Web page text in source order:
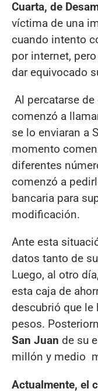
Cuarta, de
víctima de una
cuando intento
por internet,
dar equivocado
Al percatarse
comenzó a
se lo enviaran a
momento
diferentes
comenzó a
bancaria para
modificación.
Ante esta
datos tanto de
Luego, al otro
esta caja de
descubrió que
pesos.
San Juan de su
millón y medio
Actualmente, el